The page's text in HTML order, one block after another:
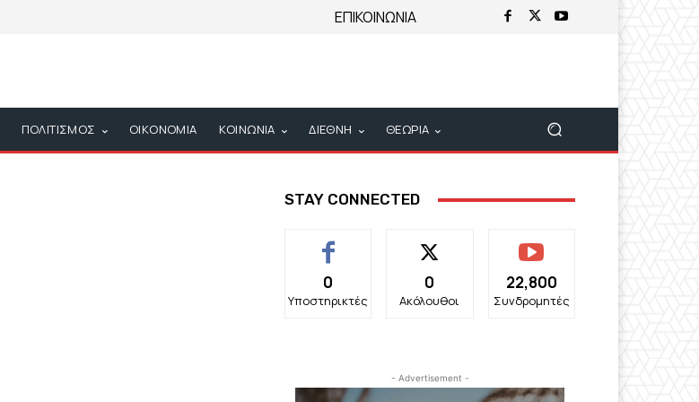
ΕΠΙΚΟΙΝΩΝΙΑ
ΠΟΛΙΤΙΣΜΟΣ ΟΙΚΟΝΟΜΙΑ ΚΟΙΝΩΝΙΑ ΔΙΕΘΝΗ ΘΕΩΡΙΑ
STAY CONNECTED
0
Υποστηρικτές
0
Ακόλουθοι
22,800
Συνδρομητές
- Advertisement -